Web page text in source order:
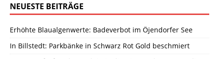
NEUESTE BEITRÄGE
Erhöhte Blaualgenwerte: Badeverbot im Öjendorfer See
In Billstedt: Parkbänke in Schwarz Rot Gold beschmiert